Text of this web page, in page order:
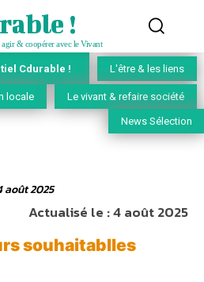
!
& coopérer avec le Vivant
Cdurable ! L'être & les liens
locale Le vivant & refaire société
News Sélection
août 2025
Actualisé le :4 août 2025
souhaitablles